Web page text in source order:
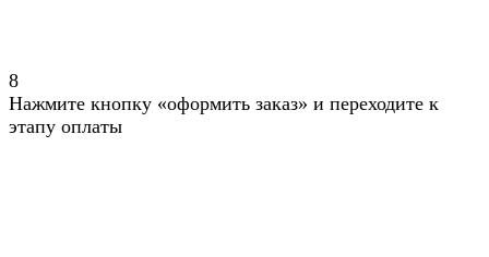
8
Нажмите кнопку «оформить заказ» и переходите к
этапу оплаты